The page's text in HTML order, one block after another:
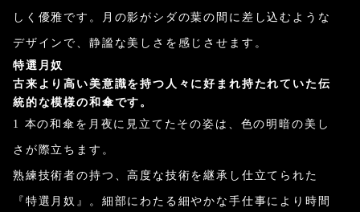
しく優雅です。月の影がシダの葉の間に差し込むような
デザインで、静謐な美しさを感じさせます。
特選月奴
古来より高い美意識を持つ人々に好まれ持たれていた伝
統的な模様の和傘です。
1 本の和傘を月夜に見立てたその姿は、色の明暗の美し
さが際立ちます。
熟練技術者の持つ、高度な技術を継承し仕立てられた
『特選月奴』。細部にわたる細やかな手仕事により時間